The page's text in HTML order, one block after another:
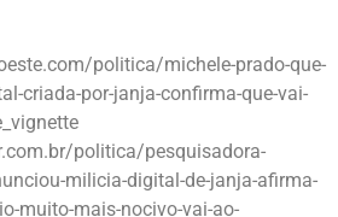
politica/michele-prado-que-
criada-por-janja-confirma-que-vai-
politica/pesquisadora-
milicia-digital-de-janja-afirma-
muito-mais-nocivo-vai-ao-